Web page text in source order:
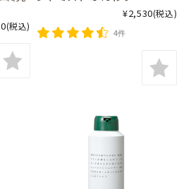
(税込)
¥2,530(税込)
4件